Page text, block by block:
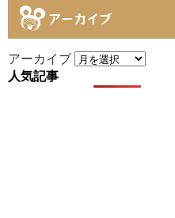
アーカイブ
アーカイブ
人気記事